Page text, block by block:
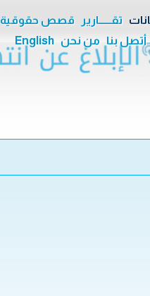
تقــــــارير قصص حقوقية
أتصل بنا من نحن English